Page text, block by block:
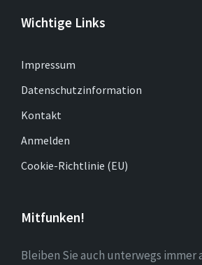
Wichtige Links
Impressum
Datenschutzinformation
Kontakt
Anmelden
Cookie-Richtlinie (EU)
Mitfunken!
Bleiben Sie auch unterwegs immer